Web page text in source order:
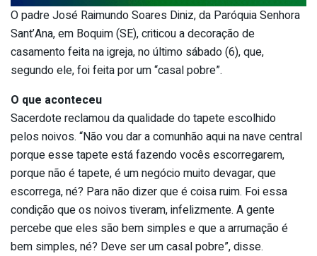
O padre José Raimundo Soares Diniz, da Paróquia Senhora
Sant’Ana, em Boquim (SE), criticou a decoração de
casamento feita na igreja, no último sábado (6), que,
segundo ele, foi feita por um “casal pobre”.
O que aconteceu
Sacerdote reclamou da qualidade do tapete escolhido
pelos noivos. “Não vou dar a comunhão aqui na nave central
porque esse tapete está fazendo vocês escorregarem,
porque não é tapete, é um negócio muito devagar, que
escorrega, né? Para não dizer que é coisa ruim. Foi essa
condição que os noivos tiveram, infelizmente. A gente
percebe que eles são bem simples e que a arrumação é
bem simples, né? Deve ser um casal pobre”, disse.